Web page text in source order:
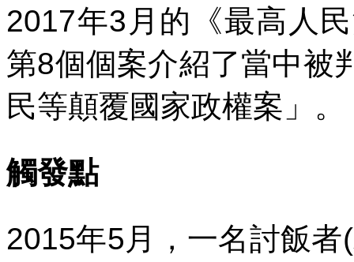
2017年3 月的《最高人
第8個個案介紹了當中被
民等顛覆國家政權案」。
觸發點
2015年5 月，一名討飯者(